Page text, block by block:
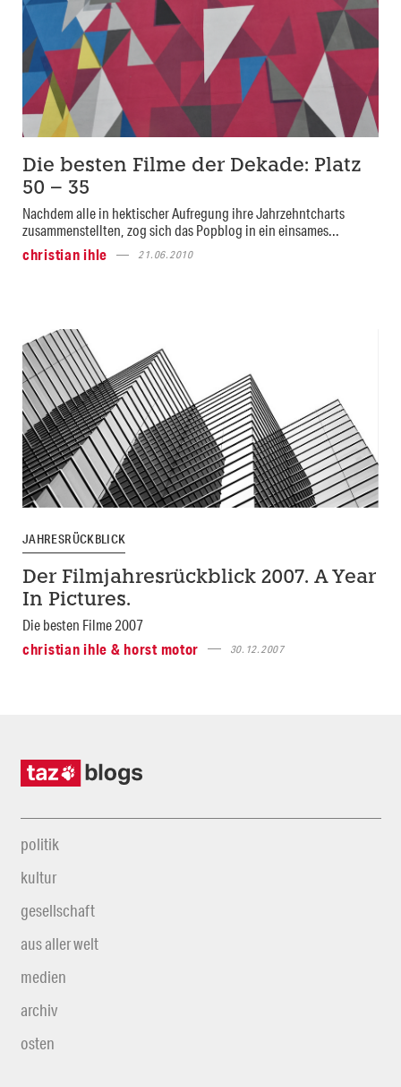
Die besten Filme der Dekade: Platz
50 – 35
Nachdem alle in hektischer Aufregung ihre Jahrzehntcharts
zusammenstellten, zog sich das Popblog in ein einsames...
christian ihle
21.06.2010
JAHRESRÜCKBLICK
Der Filmjahresrückblick 2007. A Year
In Pictures.
Die besten Filme 2007
christian ihle & horst motor
30.12.2007
politik
kultur
gesellschaft
aus aller welt
medien
archiv
osten